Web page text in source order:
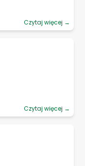
Czytaj więcej →
Czytaj więcej →